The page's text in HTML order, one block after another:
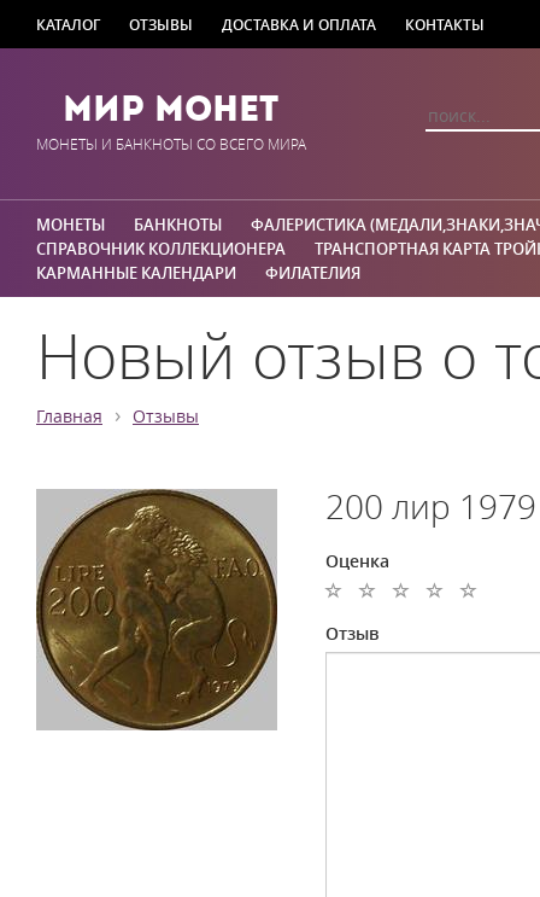
КАТАЛОГ ОТЗЫВЫ ДОСТАВКА И ОПЛАТА КОНТАКТЫ
Мир Монет
МОНЕТЫ И БАНКНОТЫ СО ВСЕГО МИРА
МОНЕТЫ БАНКНОТЫ
ФАЛЕРИСТИКА
СПРАВОЧНИК КОЛЛЕКЦИОНЕРА
ТРАНСПОРТНАЯ КАРТА
КАРМАННЫЕ КАЛЕНДАРИ
ФИЛАТЕЛИЯ
Новый отзыв о
Главная › Отзывы
200 лир
Оценка
Отзыв